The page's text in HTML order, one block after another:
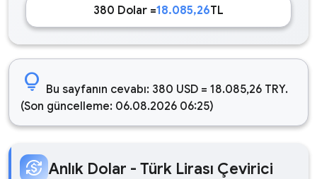
380 Dolar =18.085,26TL
lightbulb Bu sayfanın cevabı: 380 USD = 18.085,26 TRY.
(Son güncelleme: 06.08.2026 06:25)
currency_exchange Anlık Dolar - Türk Lirası Çevirici